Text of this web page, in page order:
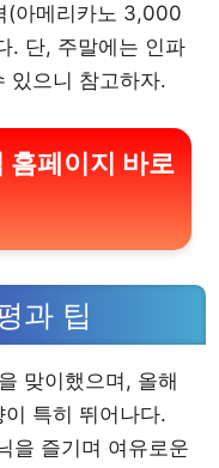
(아메리카노 3,000
. 단, 주말에는 인파
있으니 참고하자.
홈페이지 바로
과 팁
맞이했으며, 올해
특히 뛰어나다.
을 즐기며 여유로운